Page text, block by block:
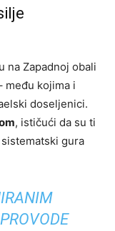
na Zapadnoj obali
među kojima i
doseljenici.
, ističući da su ti
gura